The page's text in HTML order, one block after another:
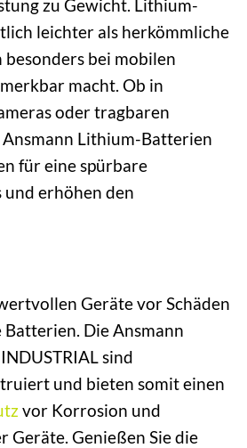
zu Gewicht. Lithium-
leichter als herkömmliche
besonders bei mobilen
macht. Ob in
oder tragbaren
Ansmann Lithium-Batterien
für eine spürbare
erhöhen den
Geräte vor Schäden
Die Ansmann
sind
und bieten somit einen
vor Korrosion und
Geräte. Genießen Sie die